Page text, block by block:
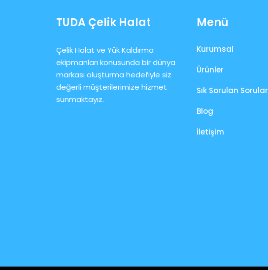
TUDA Çelik Halat
Çelik Halat ve Yük Kaldırma
ekipmanları konusunda bir dünya
markası oluşturma hedefiyle siz
değerli müşterilerimize hizmet
sunmaktayız.
Menü
Kurumsal
Ürünler
Sık Sorulan Sorular
Blog
İletişim